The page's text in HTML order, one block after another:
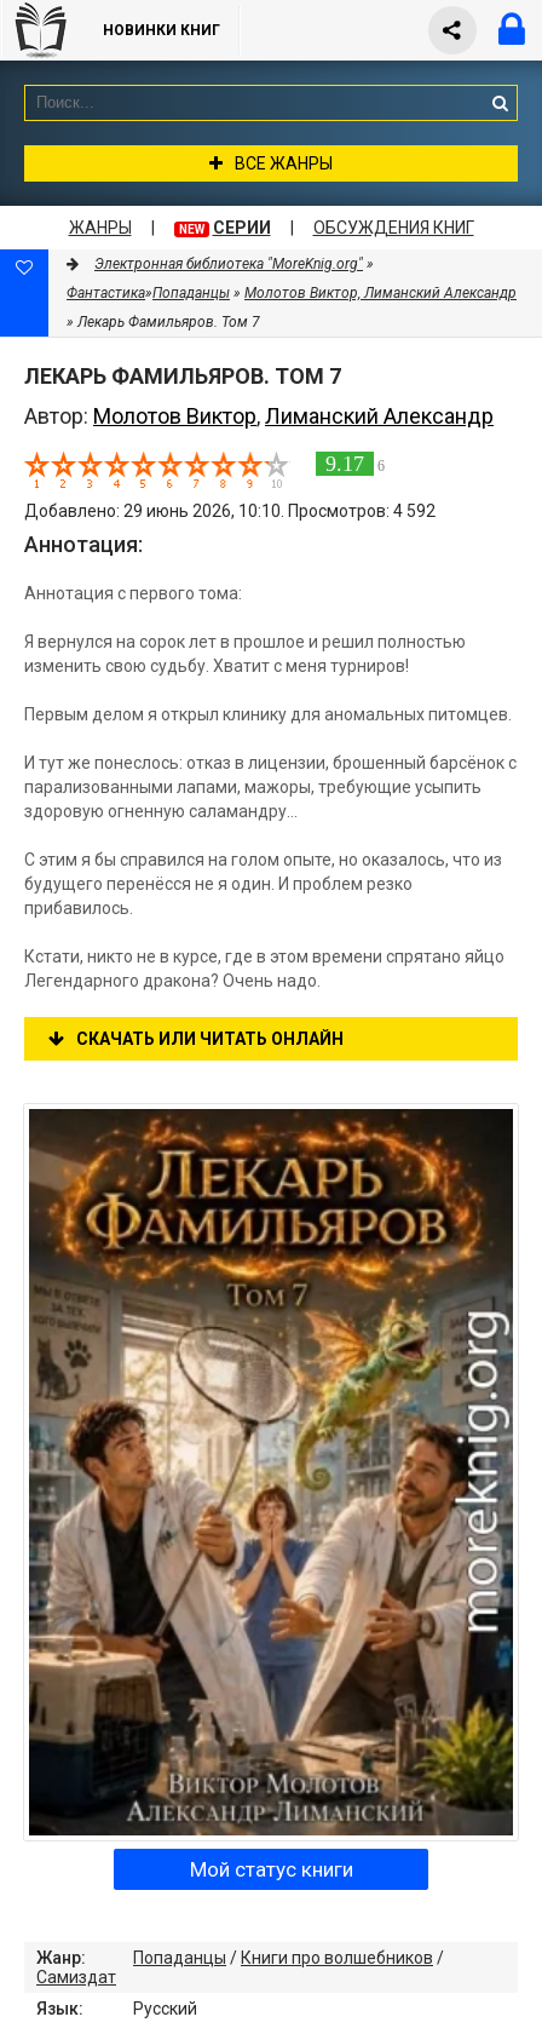
НОВИНКИ КНИГ
ВСЕ ЖАНРЫ
ЖАНРЫ NEW СЕРИИ ОБСУЖДЕНИЯ КНИГ
Электронная библиотека "MoreKnig.org" »
Фантастика»Попаданцы » Молотов Виктор, Лиманский Александр
» Лекарь Фамильяров. Том 7
ЛЕКАРЬ ФАМИЛЬЯРОВ. ТОМ 7
Автор: Молотов Виктор,Лиманский Александр
9.17 6
Добавлено: 29 июнь 2026, 10:10. Просмотров: 4 592
Аннотация:
Аннотация с первого тома:
Я вернулся на сорок лет в прошлое и решил полностью
изменить свою судьбу. Хватит с меня турниров!
Первым делом я открыл клинику для аномальных питомцев.
И тут же понеслось: отказ в лицензии, брошенный барсёнок с
парализованными лапами, мажоры, требующие усыпить
здоровую огненную саламандру...
С этим я бы справился на голом опыте, но оказалось, что из
будущего перенёсся не я один. И проблем резко
прибавилось.
Кстати, никто не в курсе, где в этом времени спрятано яйцо
Легендарного дракона? Очень надо.
СКАЧАТЬ ИЛИ ЧИТАТЬ ОНЛАЙН
Мой статус книги
Жанр: Попаданцы / Книги про волшебников /
Самиздат
Язык:
Русский